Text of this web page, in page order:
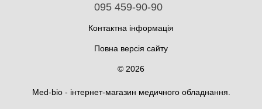
095 459-90-90
Контактна інформація
Повна версія сайту
© 2026
Med-bio - інтернет-магазин медичного обладнання.